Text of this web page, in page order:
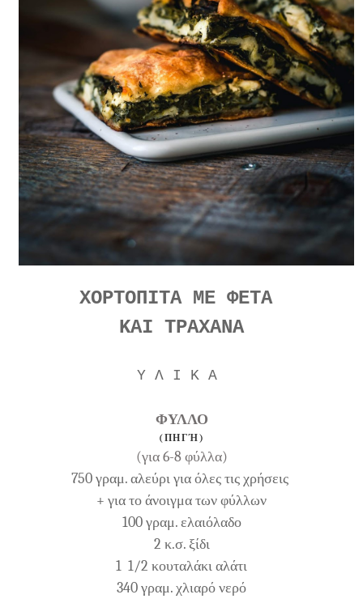
ΧΟΡΤΟΠΙΤΑ ΜΕ ΦΕΤΑ
ΚΑΙ ΤΡΑΧΑΝΑ
Υ Λ Ι Κ Α
ΦΥΛΛΟ
(ΠΗΓΉ)
(για 6-8 φύλλα)
750 γραμ. αλεύρι για όλες τις χρήσεις
+ για το άνοιγμα των φύλλων
100 γραμ. ελαιόλαδο
2 κ.σ. ξίδι
1 1/2 κουταλάκι αλάτι
340 γραμ. χλιαρό νερό